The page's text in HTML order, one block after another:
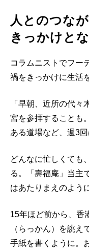
人とのつな
きっかけと
コラムニストでフー
禍をきっかけに生活
「早朝、近所の代々
宮を参拝することも
ある道場など、週3
どんなに忙しくても
る。「壽福庵」当主
はあたりまえのよう
15年ほど前から、香
（らっかん）を誂え
手紙を書くように。